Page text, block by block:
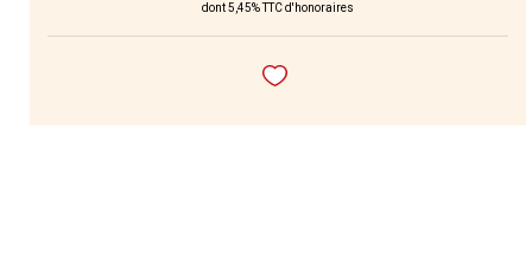
dont 5,45% TTC d'honoraires